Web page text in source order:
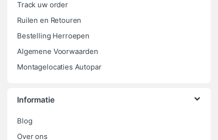
Track uw order
Ruilen en Retouren
Bestelling Herroepen
Algemene Voorwaarden
Montagelocaties Autopar
Informatie
Blog
Over ons